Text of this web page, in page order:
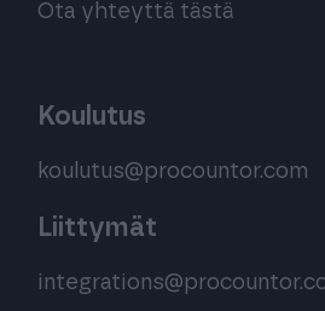
Ota yhteyttä tästä
Koulutus
koulutus@procountor.com
Liittymät